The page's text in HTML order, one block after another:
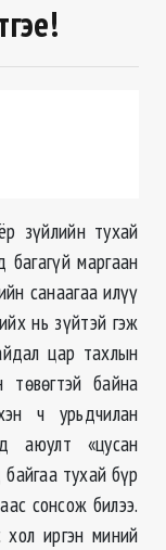
зүйлийн тухай
багагүй маргаан
санаагаа илүү
нь зүйтэй гэж
цар тахлын
төвөгтэй байна
ч урьдчилан
аюулт «цусан
тухай бүр
сонсож билээ.
хол иргэн миний